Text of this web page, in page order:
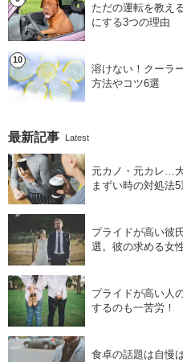
ただの運転を教え
にする3つの理由
溶けない！クーラ
方法やコツ6選
最新記事 Latest
元カノ・元カレ…
まずい時の対処法5
プライドが高い彼
選。彼の求める女
プライドが高い人
するのも一苦労！
食卓の話題は自慢